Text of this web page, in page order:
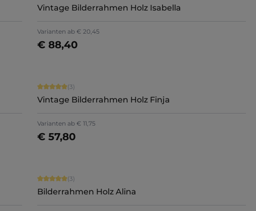
Vintage Bilderrahmen Holz Isabella
Varianten ab € 20,45
€ 88,40
Jetzt konfigurieren
Durchschnittliche Bewertung von 5 von 5 Sternen
(3)
Vintage Bilderrahmen Holz Finja
Varianten ab € 11,75
€ 57,80
Jetzt konfigurieren
Durchschnittliche Bewertung von 5 von 5 Sternen
(3)
Bilderrahmen Holz Alina